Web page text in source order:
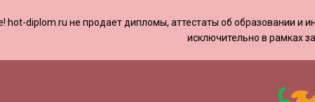
​​​​hot-diplom.ru не продает дипломы, аттестаты об образовании и
исключительно в рамках